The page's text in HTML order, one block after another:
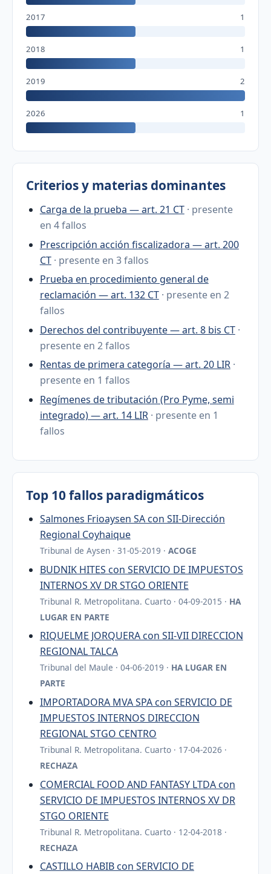
2017 1
2018 1
2019 2
2026 1
Criterios y materias dominantes
Carga de la prueba — art. 21 CT · presente
en 4 fallos
Prescripción acción fiscalizadora — art. 200
CT · presente en 3 fallos
Prueba en procedimiento general de
reclamación — art. 132 CT · presente en 2
fallos
Derechos del contribuyente — art. 8 bis CT ·
presente en 2 fallos
Rentas de primera categoría — art. 20 LIR ·
presente en 1 fallos
Regímenes de tributación (Pro Pyme, semi
integrado) — art. 14 LIR · presente en 1
fallos
Top 10 fallos paradigmáticos
Salmones Frioaysen SA con SII-Dirección
Regional Coyhaique
Tribunal de Aysen · 31-05-2019 · ACOGE
BUDNIK HITES con SERVICIO DE IMPUESTOS
INTERNOS XV DR STGO ORIENTE
Tribunal R. Metropolitana. Cuarto · 04-09-2015 · HA
LUGAR EN PARTE
RIQUELME JORQUERA con SII-VII DIRECCION
REGIONAL TALCA
Tribunal del Maule · 04-06-2019 · HA LUGAR EN
PARTE
IMPORTADORA MVA SPA con SERVICIO DE
IMPUESTOS INTERNOS DIRECCION
REGIONAL STGO CENTRO
Tribunal R. Metropolitana. Cuarto · 17-04-2026 ·
RECHAZA
COMERCIAL FOOD AND FANTASY LTDA con
SERVICIO DE IMPUESTOS INTERNOS XV DR
STGO ORIENTE
Tribunal R. Metropolitana. Cuarto · 12-04-2018 ·
RECHAZA
CASTILLO HABIB con SERVICIO DE